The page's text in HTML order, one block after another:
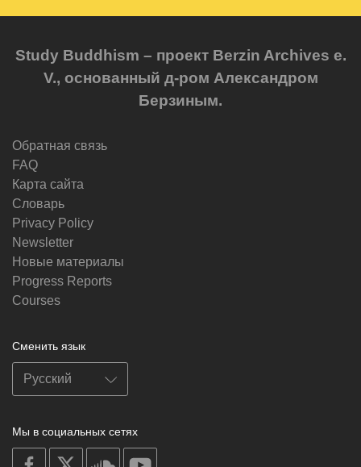
Study Buddhism – проект Berzin Archives e.
V., основанный д-ром Александром
Берзиным.
Обратная связь
FAQ
Карта сайта
Словарь
Privacy Policy
Newsletter
Новые материалы
Progress Reports
Courses
Сменить язык
Мы в социальных сетях
on